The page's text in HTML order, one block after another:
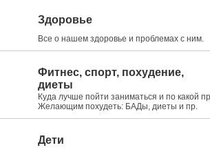
Здоровье
Все о нашем здоровье и проблемах с ним.
Фитнес, спорт, похудение,
диеты
Куда лучше пойти заниматься и по какой
Желающим похудеть: БАДы, диеты и пр.
Дети